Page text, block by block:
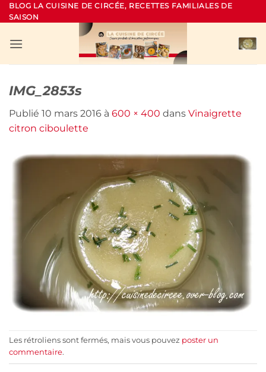
Passer
au
BLOG LA CUISINE DE CIRCÉE, RECETTES FAMILIALES DE
SAISON
IMG_2853s
Publié 10 mars 2016 à 600 × 400 dans Vinaigrette
citron ciboulette
Les rétroliens sont fermés, mais vous pouvez poster un
commentaire.